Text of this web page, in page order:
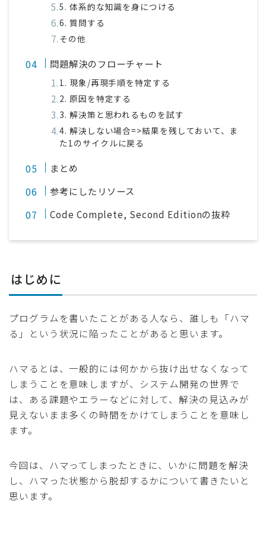
5. 体系的な知識を身につける
6. 質問する
その他
問題解決のフローチャート
1. 現象/再現手順を特定する
2. 原因を特定する
3. 解決策と思われるものを試す
4. 解決しない場合=>結果を残しておいて、ま
た1のサイクルに戻る
まとめ
参考にしたリソース
Code Complete, Second Editionの抜粋
はじめに
プログラムを書いたことがある人なら、誰しも「ハマ
る」という状況に陥ったことがあると思います。
ハマるとは、一般的には何かから抜け出せなくなって
しまうことを意味しますが、システム開発の世界で
は、ある課題やエラーなどに対して、解決の見込みが
見えないまま多くの時間をかけてしまうことを意味し
ます。
今回は、ハマってしまったときに、いかに問題を解決
し、ハマった状態から脱却するかについて書きたいと
思います。